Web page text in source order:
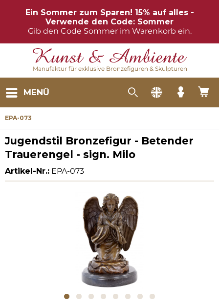
Ein Sommer zum Sparen! 15% auf alles -
Verwende den Code: Sommer
Gib den Code Sommer im Warenkorb ein.
Manufaktur für exklusive Bronzefiguren & Skulpturen
MENÜ
EPA-073
Jugendstil Bronzefigur - Betender
Trauerengel - sign. Milo
Artikel-Nr.: EPA-073